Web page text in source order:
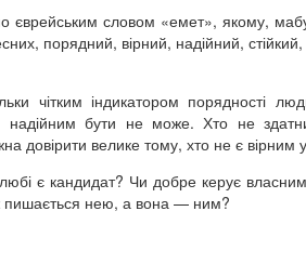
єврейським словом «емет», якому,
порядний, вірний, надійний,
чітким індикатором порядності
надійним бути не може. Хто не
довірити велике тому, хто не є вірним
є кандидат? Чи добре керує
ж пишається нею, а вона — ним?